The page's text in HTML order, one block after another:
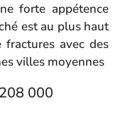
forte appétence
est au plus haut
avec des
villes moyennes
000